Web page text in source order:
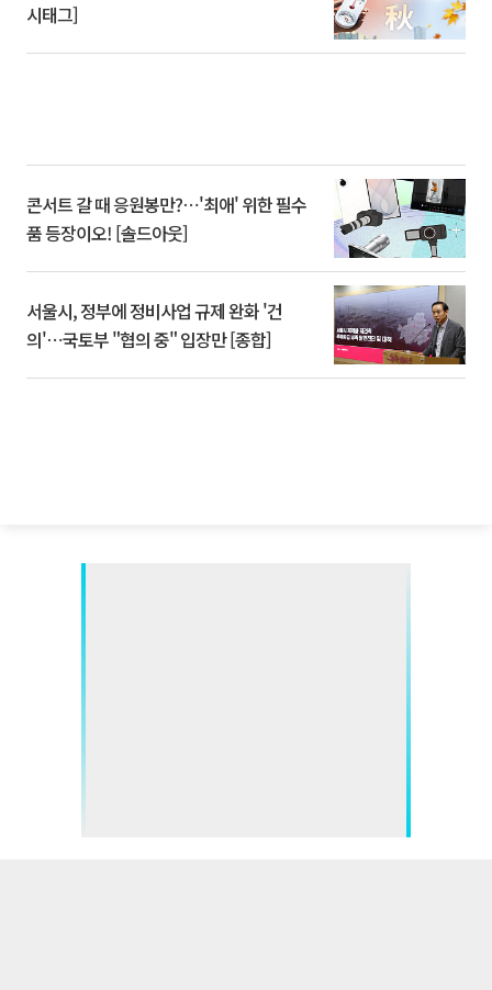
시태그]
콘서트 갈 때 응원봉만?⋯'최애' 위한 필수
품 등장이오! [솔드아웃]
서울시, 정부에 정비사업 규제 완화 '건
의'⋯국토부 "협의 중" 입장만 [종합]